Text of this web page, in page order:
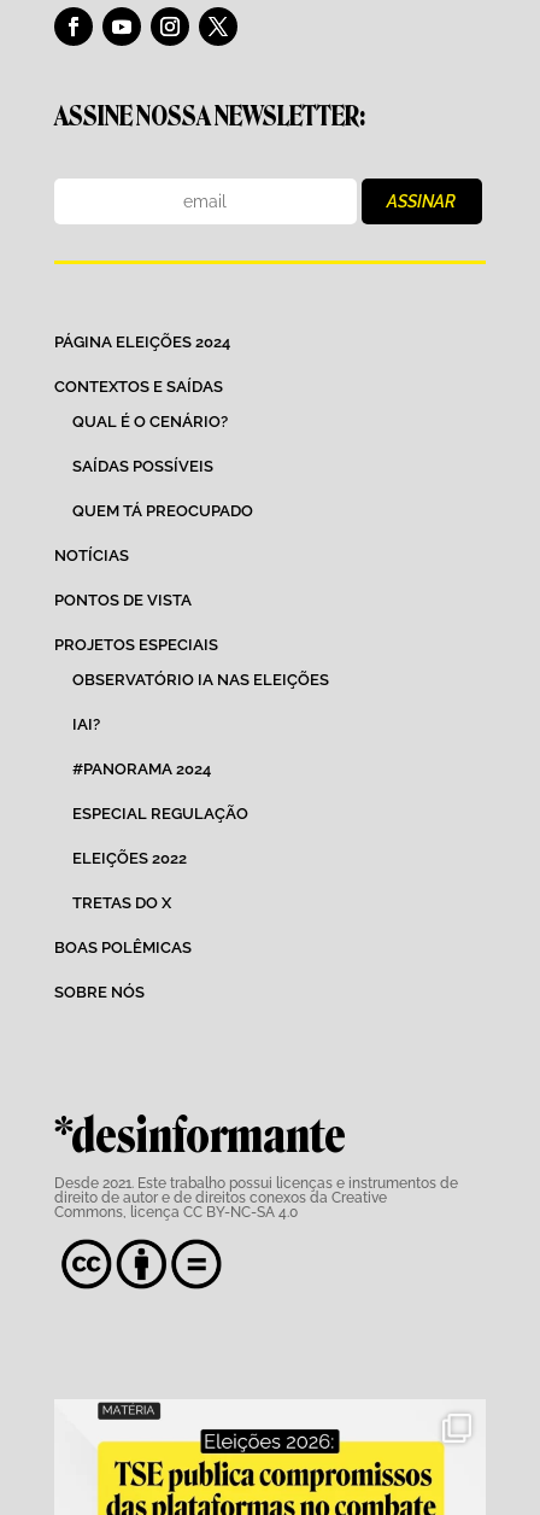
ASSINE NOSSA NEWSLETTER:
PÁGINA ELEIÇÕES 2024
CONTEXTOS E SAÍDAS
QUAL É O CENÁRIO?
SAÍDAS POSSÍVEIS
QUEM TÁ PREOCUPADO
NOTÍCIAS
PONTOS DE VISTA
PROJETOS ESPECIAIS
OBSERVATÓRIO IA NAS ELEIÇÕES
IAI?
#PANORAMA 2024
ESPECIAL REGULAÇÃO
ELEIÇÕES 2022
TRETAS DO X
BOAS POLÊMICAS
SOBRE NÓS
*desinformante
Desde 2021. Este trabalho possui licenças e instrumentos de
direito de autor e de direitos conexos da Creative
Commons,
licença CC BY-NC-SA 4.0